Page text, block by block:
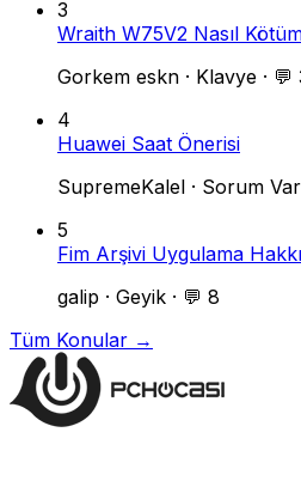
3
Wraith W75V2 Nasıl
Gorkem eskn · Klavye · 💬
4
Huawei Saat Önerisi
SupremeKalel · Sorum
5
Fim Arşivi Uygulama
galip · Geyik · 💬 8
Tüm Konular →